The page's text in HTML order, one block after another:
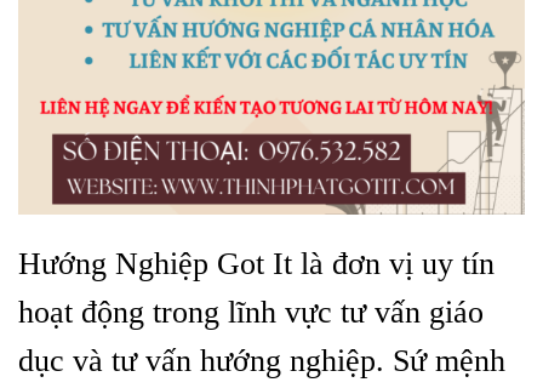
Hướng Nghiệp Got It là đơn vị uy tín
hoạt động trong lĩnh vực tư vấn giáo
dục và tư vấn hướng nghiệp. Sứ mệnh